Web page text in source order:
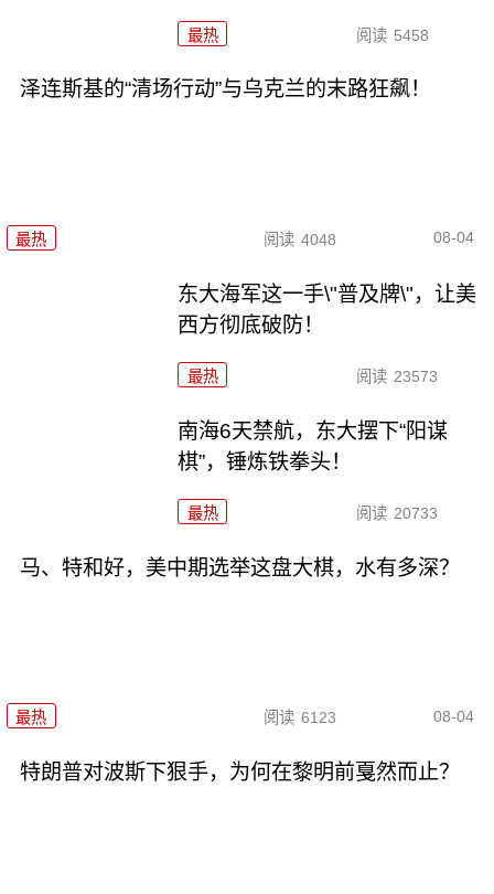
最热 阅读 5458
泽连斯基的“清场行动”与乌克兰的末路狂飙！
最热 阅读 4048 08-04
东大海军这一手\"普及牌\"，让美
西方彻底破防！
最热 阅读 23573
南海6天禁航，东大摆下“阳谋
棋”，锤炼铁拳头！
最热 阅读 20733
马、特和好，美中期选举这盘大棋，水有多深？
最热 阅读 6123 08-04
特朗普对波斯下狠手，为何在黎明前戛然而止？